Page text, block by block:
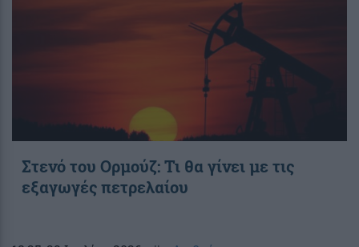
Στενό του Ορμούζ: Τι θα γίνει με τις
εξαγωγές πετρελαίου